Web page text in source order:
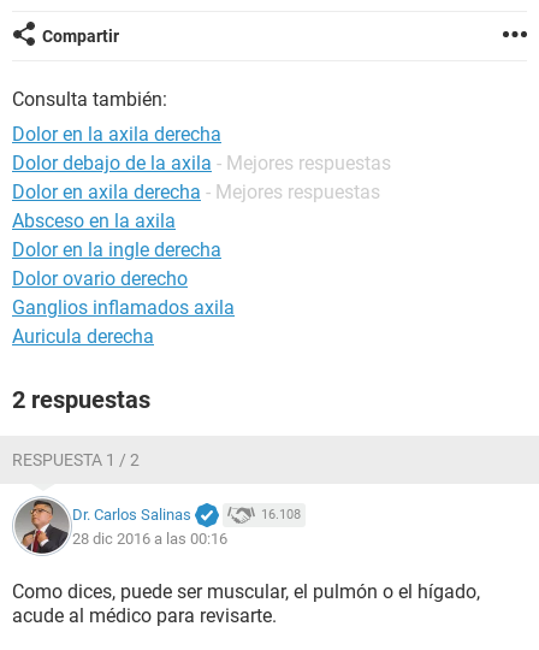
Compartir
Consulta también:
Dolor en la axila derecha
Dolor debajo de la axila - Mejores respuestas
Dolor en axila derecha - Mejores respuestas
Absceso en la axila
Dolor en la ingle derecha
Dolor ovario derecho
Ganglios inflamados axila
Auricula derecha
2 respuestas
RESPUESTA 1 / 2
Dr. Carlos Salinas 16.108
28 dic 2016 a las 00:16
Como dices, puede ser muscular, el pulmón o el hígado,
acude al médico para revisarte.